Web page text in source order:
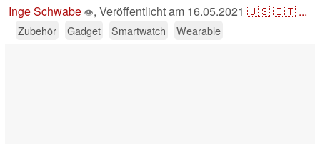
Inge Schwabe 👁, Veröffentlicht am 16.05.2021 🇺🇸🇮🇹 ...
Zubehör Gadget Smartwatch Wearable